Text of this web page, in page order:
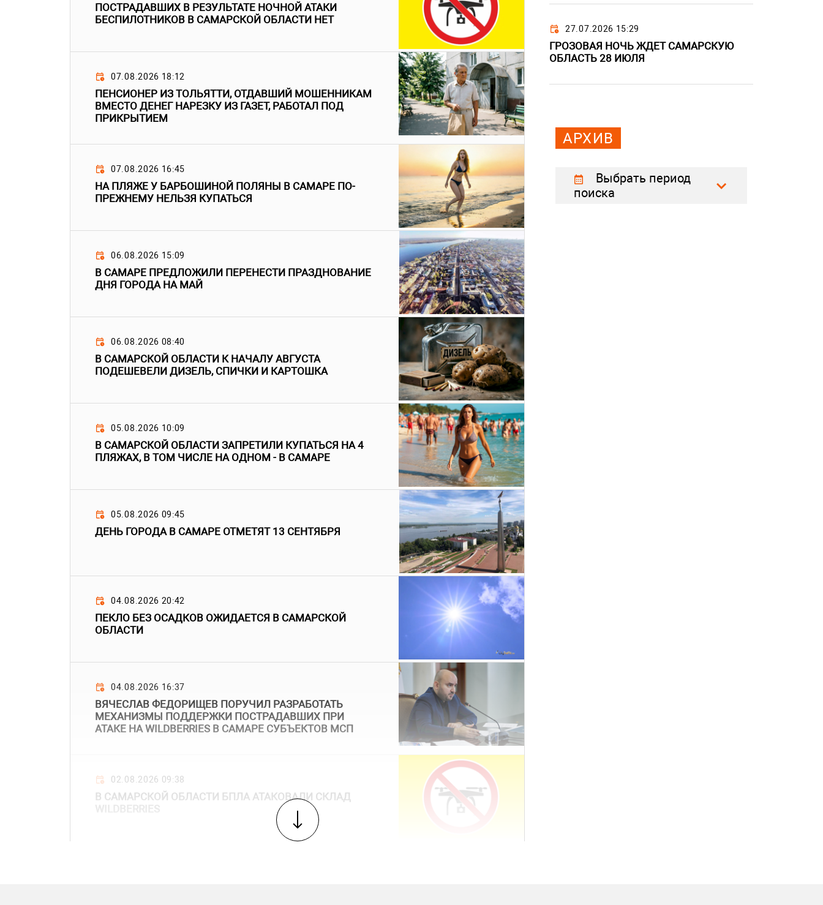
ПОСТРАДАВШИХ В РЕЗУЛЬТАТЕ НОЧНОЙ АТАКИ
БЕСПИЛОТНИКОВ В САМАРСКОЙ ОБЛАСТИ НЕТ
07.08.2026 18:12
ПЕНСИОНЕР ИЗ ТОЛЬЯТТИ, ОТДАВШИЙ МОШЕННИКАМ
ВМЕСТО ДЕНЕГ НАРЕЗКУ ИЗ ГАЗЕТ, РАБОТАЛ ПОД
ПРИКРЫТИЕМ
07.08.2026 16:45
НА ПЛЯЖЕ У БАРБОШИНОЙ ПОЛЯНЫ В САМАРЕ ПО-
ПРЕЖНЕМУ НЕЛЬЗЯ КУПАТЬСЯ
06.08.2026 15:09
В САМАРЕ ПРЕДЛОЖИЛИ ПЕРЕНЕСТИ ПРАЗДНОВАНИЕ
ДНЯ ГОРОДА НА МАЙ
06.08.2026 08:40
В САМАРСКОЙ ОБЛАСТИ К НАЧАЛУ АВГУСТА
ПОДЕШЕВЕЛИ ДИЗЕЛЬ, СПИЧКИ И КАРТОШКА
05.08.2026 10:09
В САМАРСКОЙ ОБЛАСТИ ЗАПРЕТИЛИ КУПАТЬСЯ НА 4
ПЛЯЖАХ, В ТОМ ЧИСЛЕ НА ОДНОМ - В САМАРЕ
05.08.2026 09:45
ДЕНЬ ГОРОДА В САМАРЕ ОТМЕТЯТ 13 СЕНТЯБРЯ
04.08.2026 20:42
ПЕКЛО БЕЗ ОСАДКОВ ОЖИДАЕТСЯ В САМАРСКОЙ
ОБЛАСТИ
04.08.2026 16:37
ВЯЧЕСЛАВ ФЕДОРИЩЕВ ПОРУЧИЛ РАЗРАБОТАТЬ
МЕХАНИЗМЫ ПОДДЕРЖКИ ПОСТРАДАВШИХ ПРИ
АТАКЕ НА WILDBERRIES В САМАРЕ СУБЪЕКТОВ МСП
02.08.2026 09:38
В САМАРСКОЙ ОБЛАСТИ БПЛА АТАКОВАЛИ СКЛАД
27.07.2026 15:29
ГРОЗОВАЯ НОЧЬ ЖДЕТ САМАРСКУЮ
ОБЛАСТЬ 28 ИЮЛЯ
АРХИВ
Выбрать период
поиска